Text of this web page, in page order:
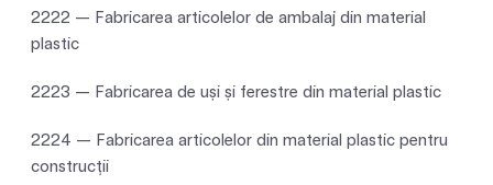
2222 — Fabricarea articolelor de ambalaj din material
plastic
2223 — Fabricarea de uși și ferestre din material plastic
2224 — Fabricarea articolelor din material plastic pentru
construcţii